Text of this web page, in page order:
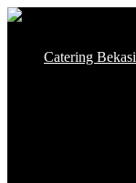
Skip
content
Catering Bekasi